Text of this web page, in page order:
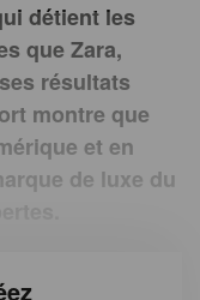
détient les
que Zara,
résultats
montre que
et en
de luxe du